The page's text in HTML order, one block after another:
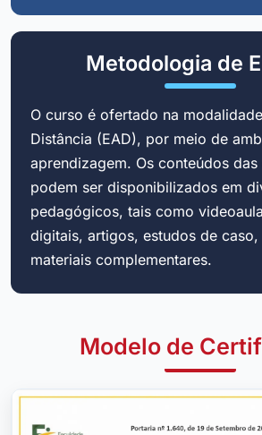
Metodologia de
O curso é ofertado na
Distância (EAD), por meio de
aprendizagem. Os conteúdos
podem ser disponibilizados em
pedagógicos, tais como
digitais, artigos, estudos de
materiais complementares.
Modelo de